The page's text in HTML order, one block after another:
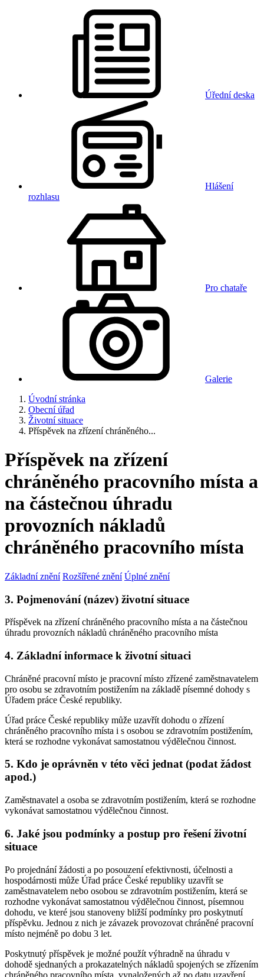
Úřední deska
Hlášení
rozhlasu
Pro chataře
Galerie
Úvodní stránka
Obecní úřad
Životní situace
Příspěvek na zřízení chráněného...
Příspěvek na zřízení
chráněného pracovního místa a
na částečnou úhradu
provozních nákladů
chráněného pracovního místa
Základní znění Rozšířené znění Úplné znění
3. Pojmenování (název) životní situace
Příspěvek na zřízení chráněného pracovního místa a na částečnou
úhradu provozních nákladů chráněného pracovního místa
4. Základní informace k životní situaci
Chráněné pracovní místo je pracovní místo zřízené zaměstnavatelem
pro osobu se zdravotním postižením na základě písemné dohody s
Úřadem práce České republiky.
Úřad práce České republiky může uzavřít dohodu o zřízení
chráněného pracovního místa i s osobou se zdravotním postižením,
která se rozhodne vykonávat samostatnou výdělečnou činnost.
5. Kdo je oprávněn v této věci jednat (podat žádost
apod.)
Zaměstnavatel a osoba se zdravotním postižením, která se rozhodne
vykonávat samostatnou výdělečnou činnost.
6. Jaké jsou podmínky a postup pro řešení životní
situace
Po projednání žádosti a po posouzení efektivnosti, účelnosti a
hospodárnosti může Úřad práce České republiky uzavřít se
zaměstnavatelem nebo osobou se zdravotním postižením, která se
rozhodne vykonávat samostatnou výdělečnou činnost, písemnou
dohodu, ve které jsou stanoveny bližší podmínky pro poskytnutí
příspěvku. Jednou z nich je závazek provozovat chráněné pracovní
místo nejméně po dobu 3 let.
Poskytnutý příspěvek je možné použít výhradně na úhradu v
dohodě sjednaných a prokazatelných nákladů spojených se zřízením
chráněného pracovního místa, vynaložených až po datu uzavření